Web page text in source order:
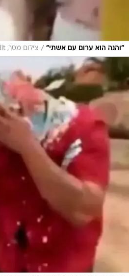
"והנה הוא ערום עם אשתי" / צילום מסך, reddit